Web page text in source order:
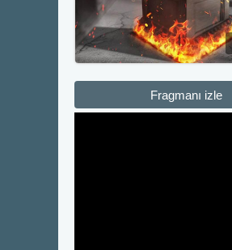
Fragmanı izle